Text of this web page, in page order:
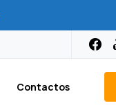
Contactos